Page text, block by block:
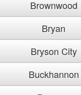
Brownwood
Bryan
Bryson City
Buckhannon